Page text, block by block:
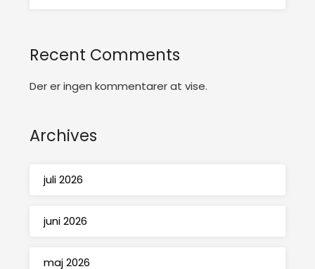
Recent Comments
Der er ingen kommentarer at vise.
Archives
juli 2026
juni 2026
maj 2026